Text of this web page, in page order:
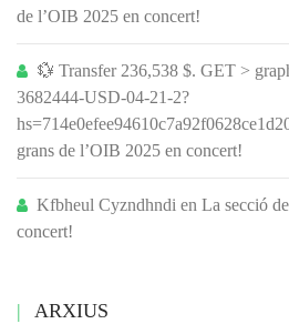
de l’OIB 2025 en concert!
💱 Transfer 236,538 $. GET >
3682444-USD-04-21-2?
grans de l’OIB 2025 en concert!
Kfbheul Cyzndhndi en La secció
concert!
ARXIUS